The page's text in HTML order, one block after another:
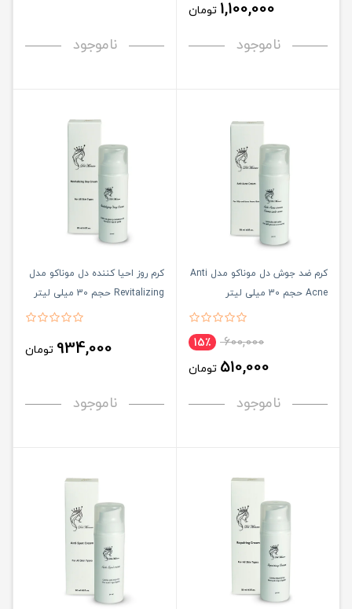
1,100,000 تومان
ناموجود ناموجود
کرم ضد جوش دل موناکو مدل Anti
Acne حجم 30 میلی لیتر
600,000 15٪
510,000 تومان
ناموجود
کرم روز احیا کننده دل موناکو مدل
Revitalizing حجم 30 میلی لیتر
934,000 تومان
ناموجود